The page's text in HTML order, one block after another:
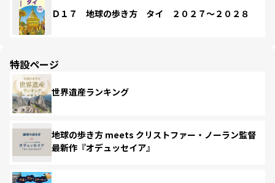
Ｄ１７ 地球の歩き方 タイ ２０２７～２０２８
特設ページ
世界遺産ランキング
地球の歩き方 meets クリストファー・ノーラン監督
最新作『オデュッセイア』